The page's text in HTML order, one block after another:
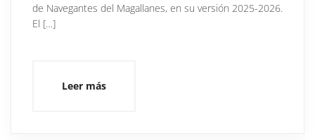
de Navegantes del Magallanes, en su versión 2025-2026.
El […]
Leer más